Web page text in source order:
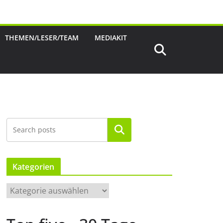
THEMEN/LESER/TEAM MEDIAKIT
Suchen
Kategorien
a